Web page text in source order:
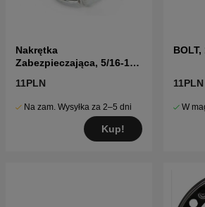
Nakrętka
Zabezpieczająca, 5/16-18
11PLN
Na zam. Wysyłka za 2–5 dni
Kup!
BOLT,
11PLN
W